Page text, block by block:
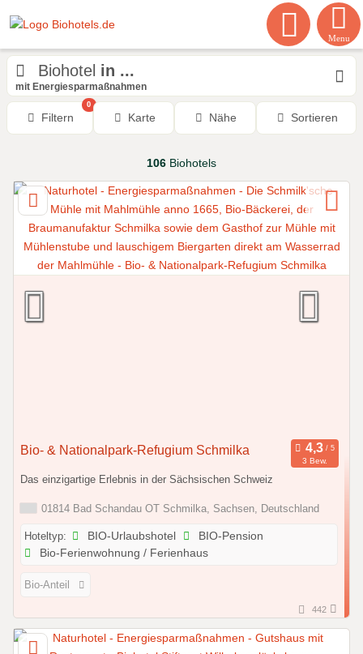
Menu
Biohotel in ...
mit Energiesparmaßnahmen
Filtern
0
Karte Nähe Sortieren
106 Biohotels
Bio- & Nationalpark-Refugium Schmilka
3 Bew.
Das einzigartige Erlebnis in der Sächsischen Schweiz
01814 Bad Schandau OT Schmilka, Sachsen, Deutschland
Hoteltyp: BIO-Urlaubshotel
BIO-Pension
Bio-Ferienwohnung / Ferienhaus
Bio-Anteil
442